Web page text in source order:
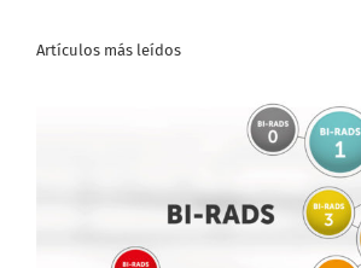
Artículos más leídos